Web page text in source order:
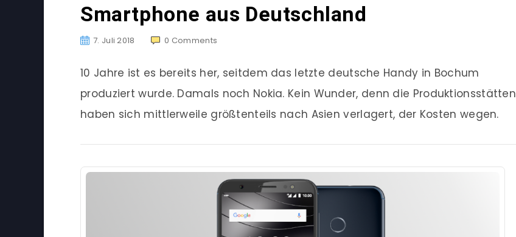
Smartphone aus Deutschland
7. Juli 2018 0 Comments
10 Jahre ist es bereits her, seitdem das letzte deutsche Handy in Bochum
produziert wurde. Damals noch Nokia. Kein Wunder, denn die Produktionsstätten
haben sich mittlerweile größtenteils nach Asien verlagert, der Kosten wegen.